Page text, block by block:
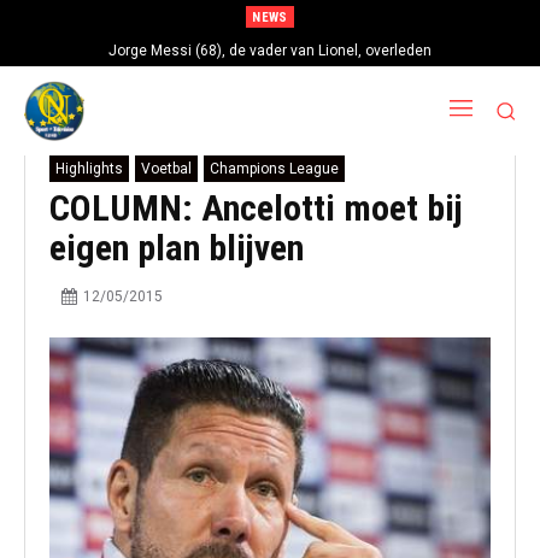
NEWS
Jorge Messi (68), de vader van Lionel, overleden
Highlights Voetbal Champions League
COLUMN: Ancelotti moet bij
eigen plan blijven
12/05/2015